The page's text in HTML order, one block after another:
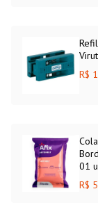
R$
01
R$